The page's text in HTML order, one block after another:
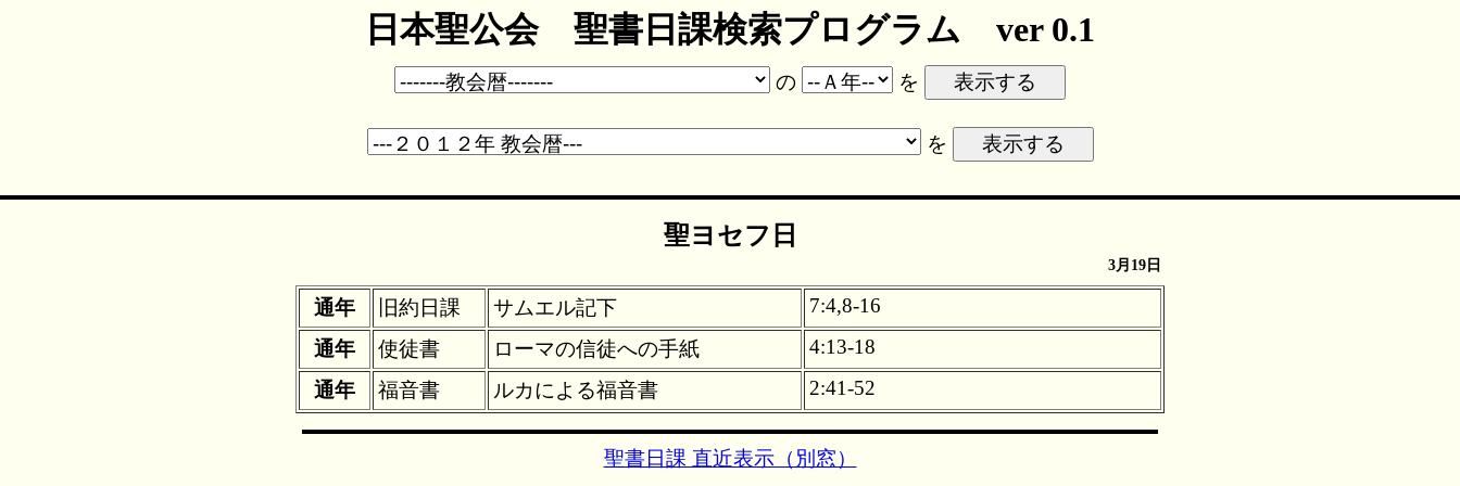
日本聖公会 聖書日課検索プログラム ver 0.1
の を
を
聖ヨセフ日
3月19日
通年 旧約日課 サムエル記下
7:4,8-16
通年
使徒書 ローマの信徒への手紙
4:13-18
通年
福音書 ルカによる福音書 2:41-52
聖書日課 直近表示（別窓）